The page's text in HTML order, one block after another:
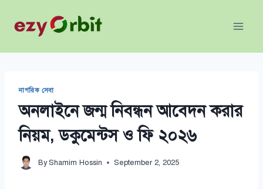
নাগরিক সেবা
অনলাইনে জন্ম নিবন্ধন আবেদন করার
নিয়ম, ডকুমেন্টস ও ফি ২০২৬
By Shamim Hossin September 2, 2025